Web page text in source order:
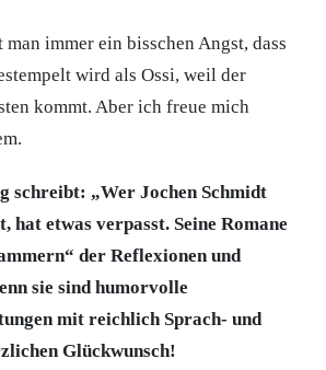
man immer ein bisschen Angst, dass
wird als Ossi, weil der
kommt. Aber ich freue mich
schreibt: „Wer Jochen Schmidt
hat etwas verpasst. Seine Romane
der Reflexionen und
sie sind humorvolle
mit reichlich Sprach- und
Glückwunsch!